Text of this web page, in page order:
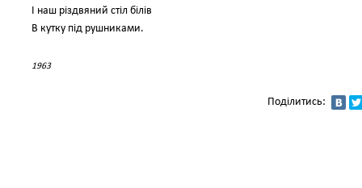
І наш різдвяний стіл білів
В кутку під рушниками.
1963
Поділитись: